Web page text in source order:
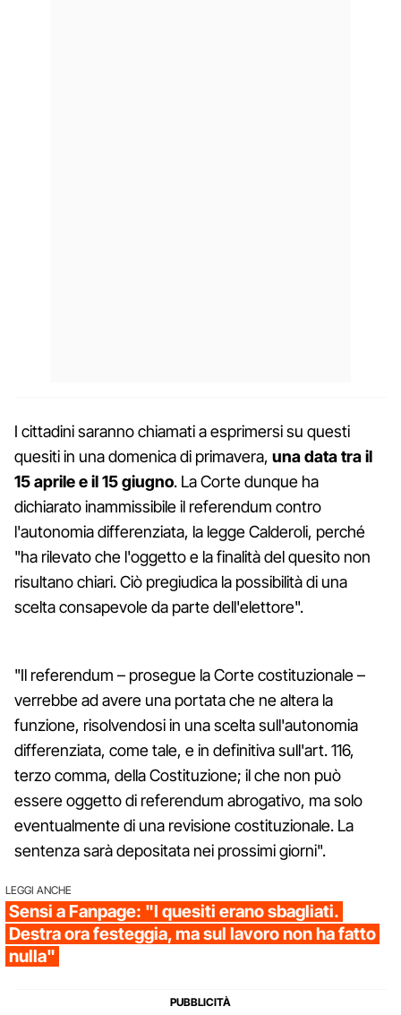
I cittadini saranno chiamati a esprimersi su questi
quesiti in una domenica di primavera, una data tra il
15 aprile e il 15 giugno. La Corte dunque ha
dichiarato inammissibile il referendum contro
l'autonomia differenziata, la legge Calderoli, perché
"ha rilevato che l'oggetto e la finalità del quesito non
risultano chiari. Ciò pregiudica la possibilità di una
scelta consapevole da parte dell'elettore".
"Il referendum – prosegue la Corte costituzionale –
verrebbe ad avere una portata che ne altera la
funzione, risolvendosi in una scelta sull'autonomia
differenziata, come tale, e in definitiva sull'art. 116,
terzo comma, della Costituzione; il che non può
essere oggetto di referendum abrogativo, ma solo
eventualmente di una revisione costituzionale. La
sentenza sarà depositata nei prossimi giorni".
LEGGI ANCHE
Sensi a Fanpage: "I quesiti erano sbagliati.
Destra ora festeggia, ma sul lavoro non ha fatto
nulla"